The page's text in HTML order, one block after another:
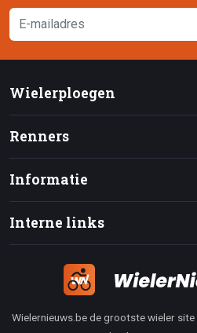
Wielerploegen
Renners
Informatie
Interne links
Wielernieuws.be de grootste wieler site